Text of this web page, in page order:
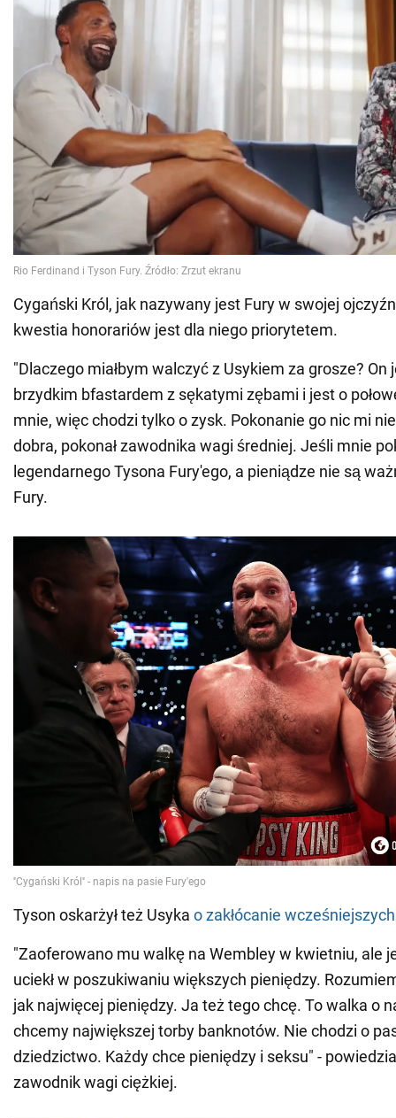
Cygański Król, jak nazywany jest Fury w swojej
kwestia honorariów jest dla niego priorytetem.
"Dlaczego miałbym walczyć z Usykiem za grosze?
brzydkim bfastardem z sękatymi zębami i jest o
mnie, więc chodzi tylko o zysk. Pokonanie go nic mi
dobra, pokonał zawodnika wagi średniej. Jeśli mnie
legendarnego Tysona Fury'ego, a pieniądze nie są
Fury.
Tyson oskarżył też Usyka o zakłócanie wcześniejszych
"Zaoferowano mu walkę na Wembley w kwietniu, ale
uciekł w poszukiwaniu większych pieniędzy.
jak najwięcej pieniędzy. Ja też tego chcę. To walka o
chcemy największej torby banknotów. Nie chodzi o
dziedzictwo. Każdy chce pieniędzy i seksu" -
zawodnik wagi ciężkiej.